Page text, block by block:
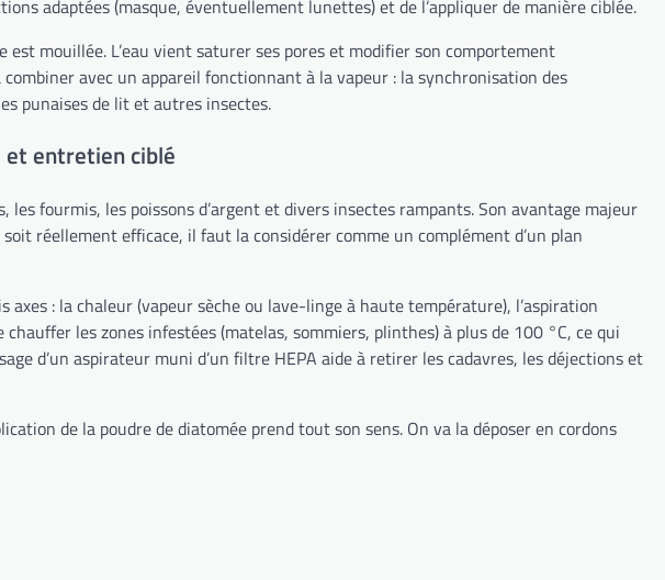
adaptées (masque, éventuellement lunettes) et de l’appliquer de manière ciblée.
mouillée. L’eau vient saturer ses pores et modifier son comportement
combiner avec un appareil fonctionnant à la vapeur : la synchronisation des
punaises de lit et autres insectes.
entretien ciblé
fourmis, les poissons d’argent et divers insectes rampants. Son avantage majeur
réellement efficace, il faut la considérer comme un complément d’un plan
: la chaleur (vapeur sèche ou lave-linge à haute température), l’aspiration
les zones infestées (matelas, sommiers, plinthes) à plus de 100 °C, ce qui
d’un aspirateur muni d’un filtre HEPA aide à retirer les cadavres, les déjections et
de la poudre de diatomée prend tout son sens. On va la déposer en cordons